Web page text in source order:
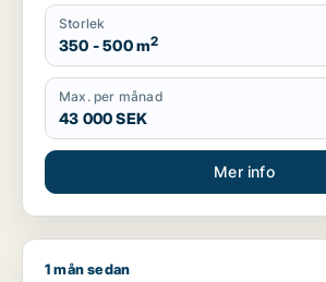
Storlek
350 - 500 m2
Max. per månad
43 000 SEK
Mer info
Elsa söker lager eller garage för
1 mån sedan